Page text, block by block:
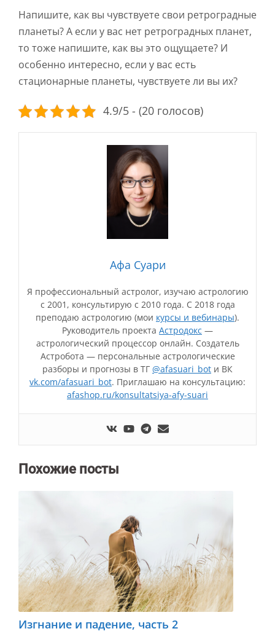
Напишите, как вы чувствуете свои ретроградные
планеты? А если у вас нет ретроградных планет,
то тоже напишите, как вы это ощущаете? И
особенно интересно, если у вас есть
стационарные планеты, чувствуете ли вы их?
4.9/5 - (20 голосов)
Афа Суари
Я профессиональный астролог, изучаю астрологию
с 2001, консультирую с 2010 года. С 2018 года
преподаю астрологию (мои курсы и вебинары).
Руководитель проекта Астродокс —
астрологический процессор онлайн. Создатель
Астробота — персональные астрологические
разборы и прогнозы в ТГ @afasuari_bot и ВК
vk.com/afasuari_bot. Приглашаю на консультацию:
afashop.ru/konsultatsiya-afy-suari
Похожие посты
Изгнание и падение, часть 2